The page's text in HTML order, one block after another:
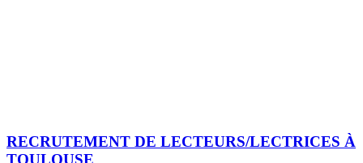
RECRUTEMENT DE LECTEURS/LECTRICES À
TOULOUSE